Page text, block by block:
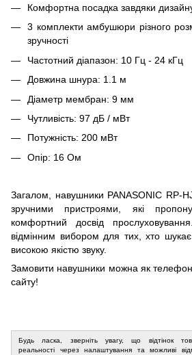
Комфортна посадка завдяки
3 комплекти амбушюри різного
зручності
Частотний діапазон: 10 Гц - 24 кГц
Довжина шнура: 1.1 м
Діаметр мембран: 9 мм
Чутливість: 97 дБ / мВт
Потужність: 200 мВт
Опір: 16 Ом
Загалом, навушники PANASONIC RP-
зручними пристроями, які
комфортний досвід
відмінним вибором для тих, хто
високою якістю звуку.
Замовити навушники можна як
сайту!
Будь ласка, зверніть увагу, що відтінок
реальності через налаштування та можливі